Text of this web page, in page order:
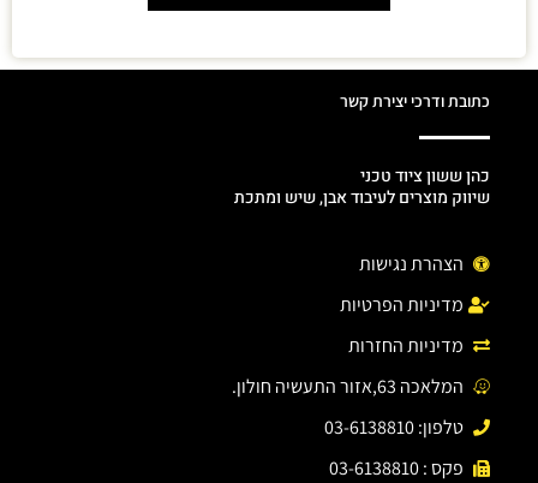
כתובת ודרכי יצירת קשר
כהן ששון ציוד טכני
שיווק מוצרים לעיבוד אבן, שיש ומתכת
הצהרת נגישות
מדיניות הפרטיות
מדיניות החזרות
המלאכה 63,אזור התעשיה חולון.
טלפון: 03-6138810
פקס : 03-6138810